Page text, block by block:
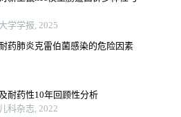
学学报, 2025
药肺炎克雷伯菌感染的危险因素
耐药性10年回顾性分析
科杂志, 2022